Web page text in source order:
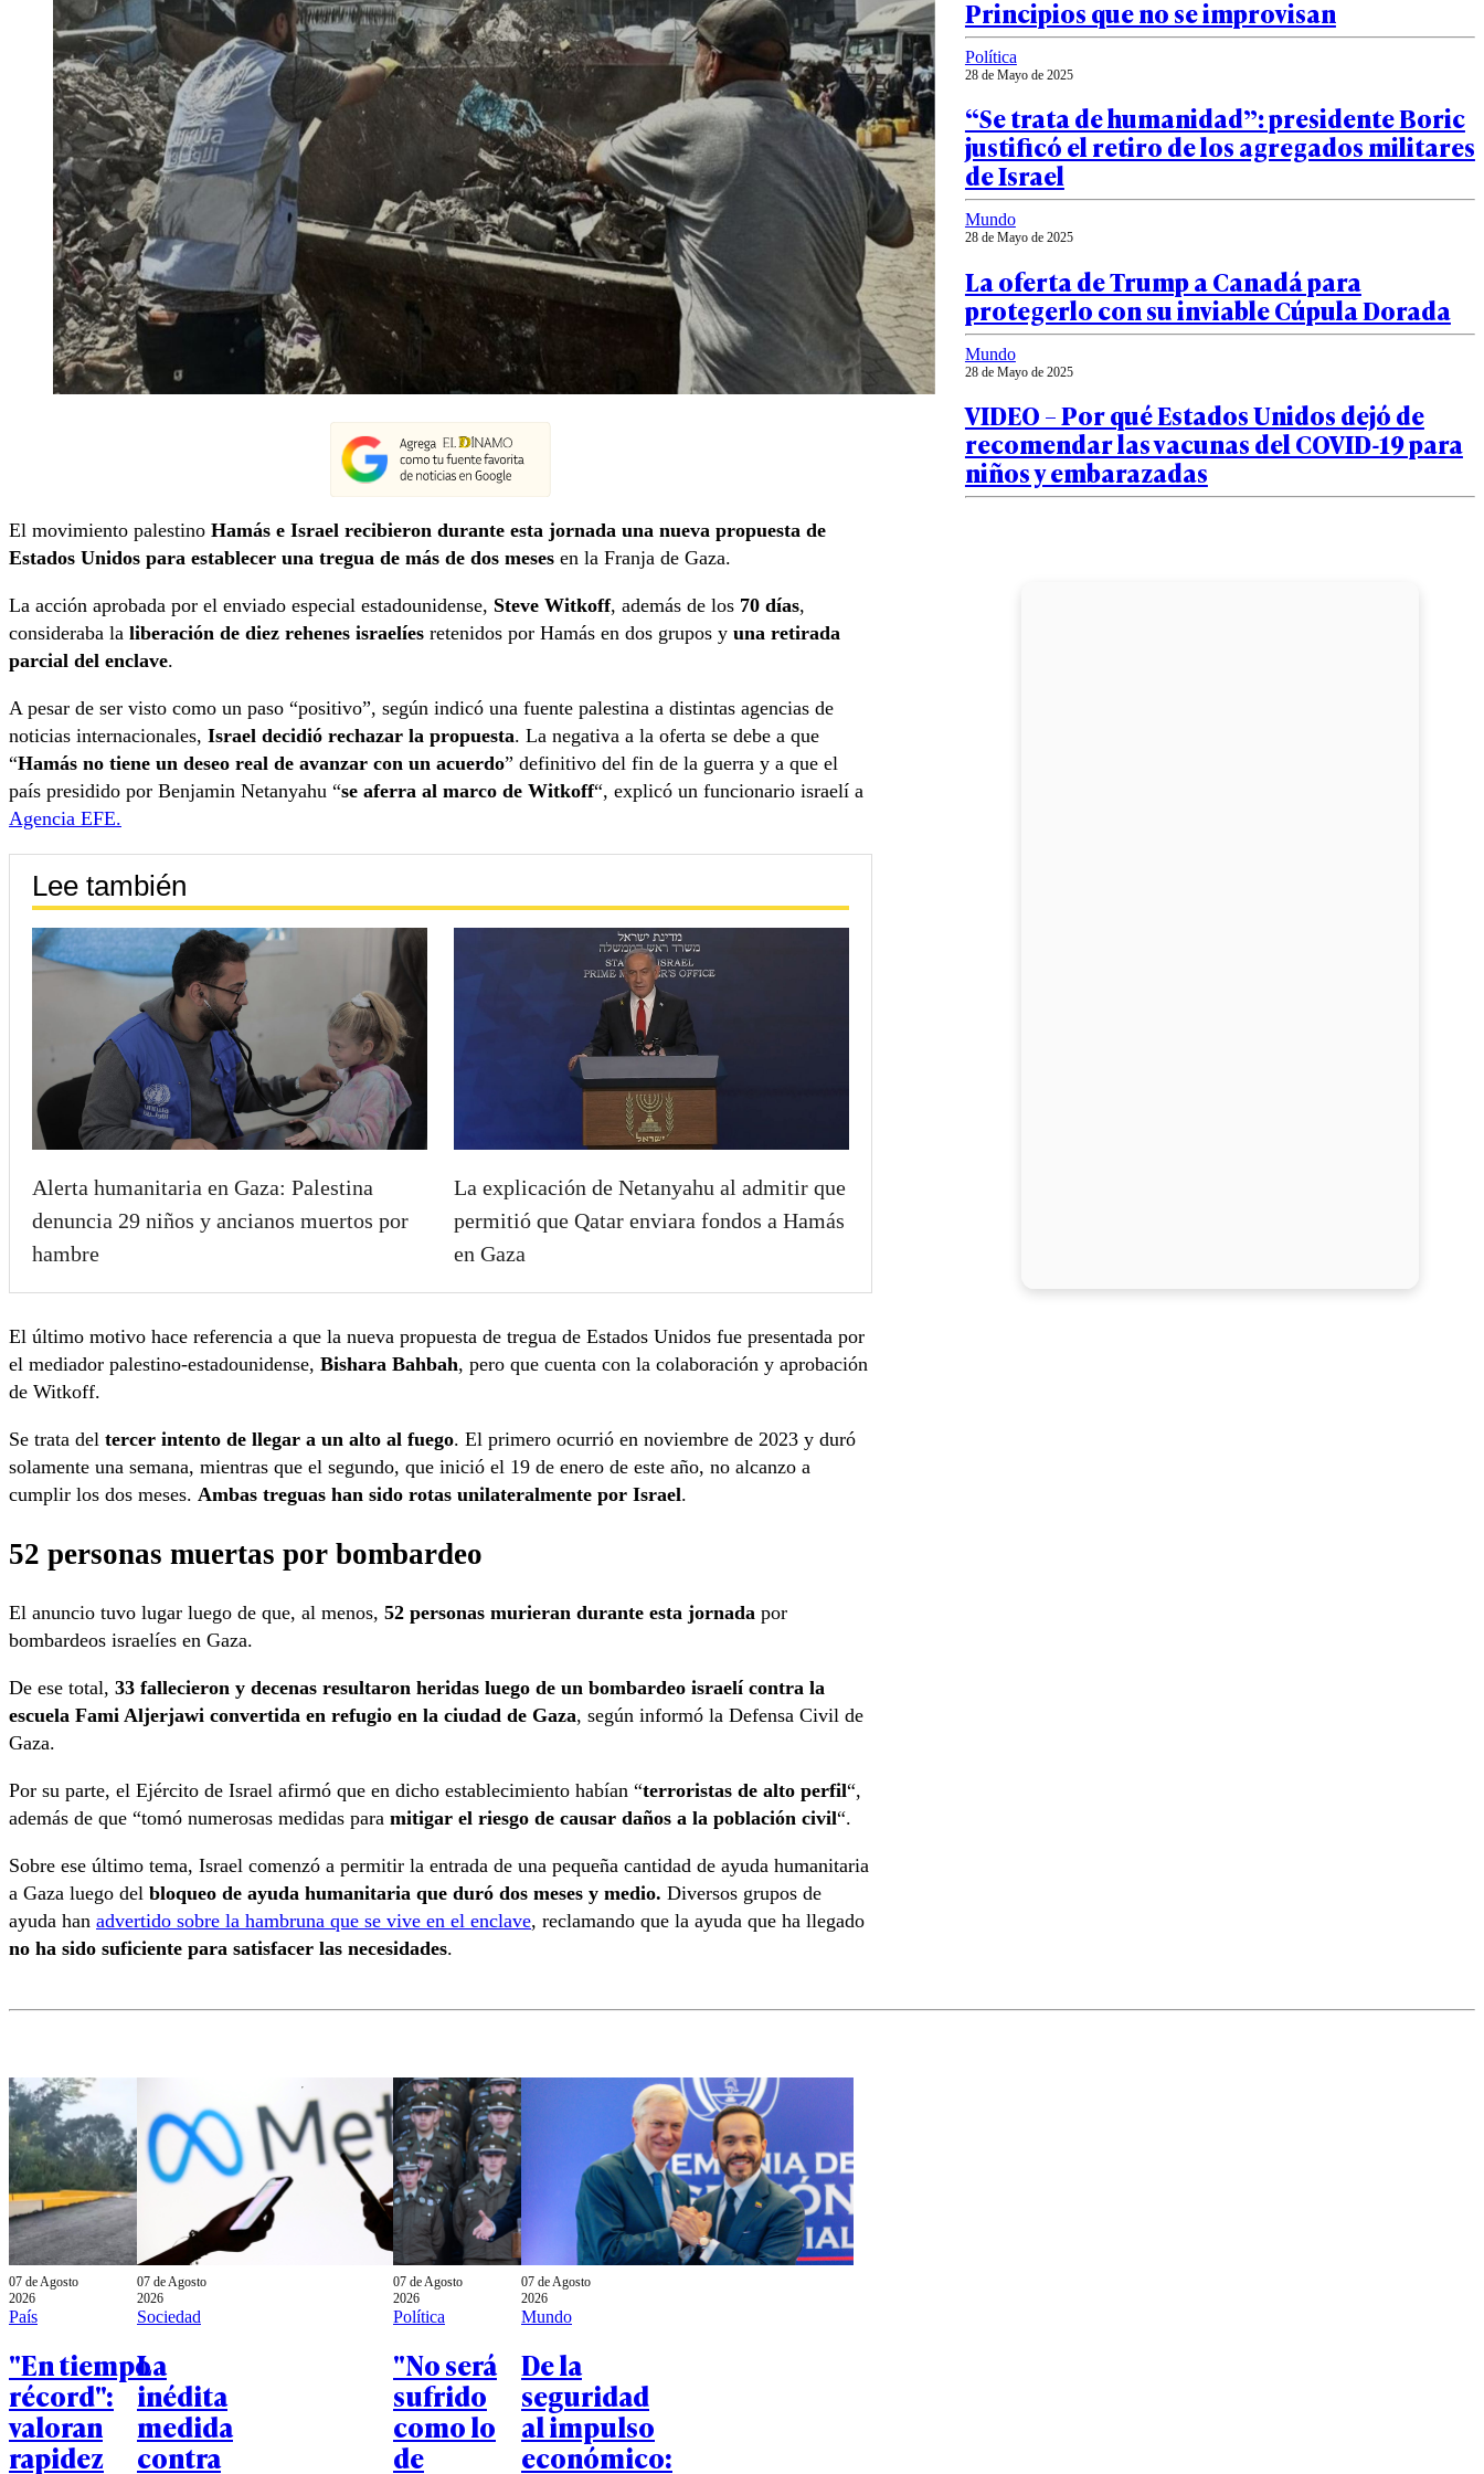
El movimiento palestino Hamás e Israel recibieron durante esta jornada una nueva propuesta de
Estados Unidos para establecer una tregua de más de dos meses en la Franja de Gaza.
La acción aprobada por el enviado especial estadounidense, Steve Witkoff, además de los 70 días,
consideraba la liberación de diez rehenes israelíes retenidos por Hamás en dos grupos y una retirada
parcial del enclave.
A pesar de ser visto como un paso “positivo”, según indicó una fuente palestina a distintas agencias de
noticias internacionales, Israel decidió rechazar la propuesta. La negativa a la oferta se debe a que
“Hamás no tiene un deseo real de avanzar con un acuerdo” definitivo del fin de la guerra y a que el
país presidido por Benjamin Netanyahu “se aferra al marco de Witkoff“, explicó un funcionario israelí a
Agencia EFE.
Lee también
Alerta humanitaria en Gaza: Palestina
denuncia 29 niños y ancianos muertos por
hambre
La explicación de Netanyahu al admitir que
permitió que Qatar enviara fondos a Hamás
en Gaza
El último motivo hace referencia a que la nueva propuesta de tregua de Estados Unidos fue presentada por
el mediador palestino-estadounidense, Bishara Bahbah, pero que cuenta con la colaboración y aprobación
de Witkoff.
Se trata del tercer intento de llegar a un alto al fuego. El primero ocurrió en noviembre de 2023 y duró
solamente una semana, mientras que el segundo, que inició el 19 de enero de este año, no alcanzo a
cumplir los dos meses. Ambas treguas han sido rotas unilateralmente por Israel.
52 personas muertas por bombardeo
El anuncio tuvo lugar luego de que, al menos, 52 personas murieran durante esta jornada por
bombardeos israelíes en Gaza.
De ese total, 33 fallecieron y decenas resultaron heridas luego de un bombardeo israelí contra la
escuela Fami Aljerjawi convertida en refugio en la ciudad de Gaza, según informó la Defensa Civil de
Gaza.
Por su parte, el Ejército de Israel afirmó que en dicho establecimiento habían “terroristas de alto perfil“,
además de que “tomó numerosas medidas para mitigar el riesgo de causar daños a la población civil“.
Sobre ese último tema, Israel comenzó a permitir la entrada de una pequeña cantidad de ayuda humanitaria
a Gaza luego del bloqueo de ayuda humanitaria que duró dos meses y medio. Diversos grupos de
ayuda han advertido sobre la hambruna que se vive en el enclave, reclamando que la ayuda que ha llegado
no ha sido suficiente para satisfacer las necesidades.
Principios que no se improvisan
Política
28 de Mayo de 2025
“Se trata de humanidad”: presidente Boric
justificó el retiro de los agregados militares
de Israel
Mundo
28 de Mayo de 2025
La oferta de Trump a Canadá para
protegerlo con su inviable Cúpula Dorada
Mundo
28 de Mayo de 2025
VIDEO – Por qué Estados Unidos dejó de
recomendar las vacunas del COVID-19 para
niños y embarazadas
07 de Agosto
2026
País
"En tiempo
récord":
valoran
rapidez
07 de Agosto
2026
Sociedad
La
inédita
medida
contra
07 de Agosto
2026
Política
"No será
sufrido
como lo
de
07 de Agosto
2026
Mundo
De la
seguridad
al impulso
económico: